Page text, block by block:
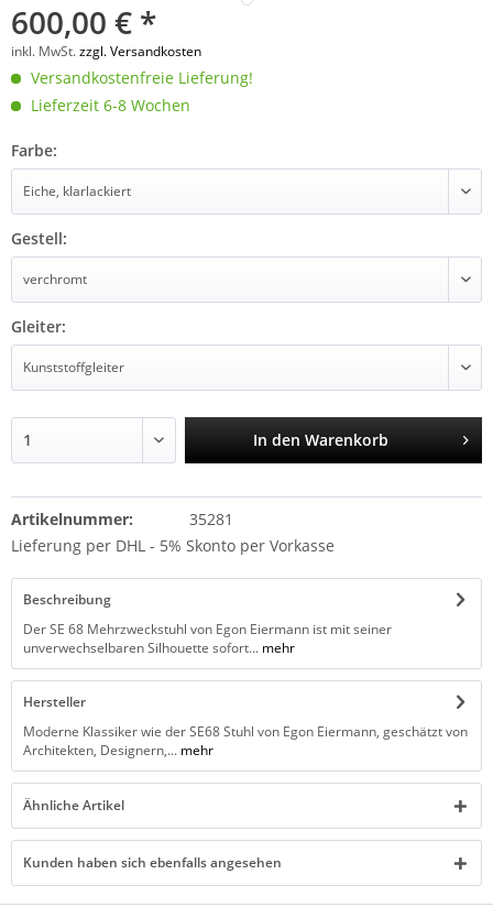
600,00 € *
inkl. MwSt.zzgl. Versandkosten
Versandkostenfreie Lieferung!
Lieferzeit 6-8 Wochen
Farbe:
Gestell:
Gleiter:
In den Warenkorb
Artikelnummer:
35281
Lieferung per DHL - 5% Skonto per Vorkasse
Beschreibung
Der SE 68 Mehrzweckstuhl von Egon Eiermann ist mit seiner
unverwechselbaren Silhouette sofort... mehr
Hersteller
Moderne Klassiker wie der SE68 Stuhl von Egon Eiermann, geschätzt von
Architekten, Designern,... mehr
Ähnliche Artikel
Kunden haben sich ebenfalls angesehen